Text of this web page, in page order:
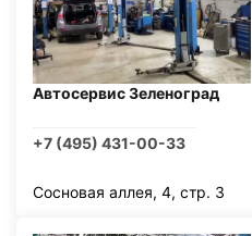
Автосервис Зеленоград
+7 (495) 431-00-33
Сосновая аллея, 4, стр. 3